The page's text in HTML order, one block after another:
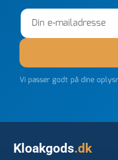
Vi passer godt på dine
Kloakgods.dk